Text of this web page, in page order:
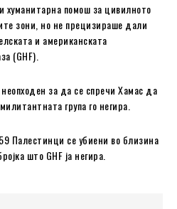
хуманитарна помош за цивилното
зони, но не прецизираше дали
и американската
(GHF).
за да се спречи Хамас да
група го негира.
Палестинци се убиени во близина
што GHF ја негира.